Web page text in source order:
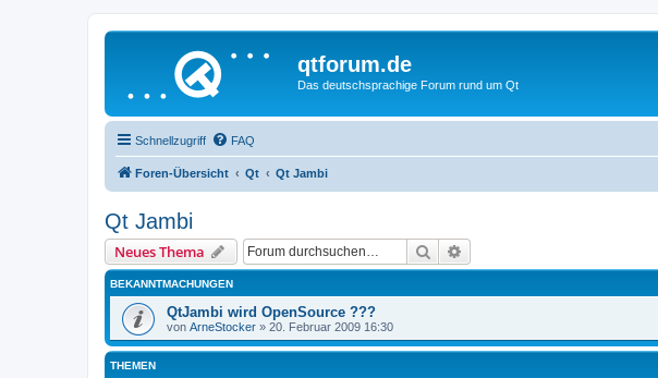
qtforum.de
Das deutschsprachige Forum rund um Qt
Schnellzugriff FAQ
Foren-Übersicht Qt Qt Jambi
Qt Jambi
Neues Thema Suche
BEKANNTMACHUNGEN
QtJambi wird OpenSource ???
von ArneStocker » 20. Februar 2009 16:30
THEMEN